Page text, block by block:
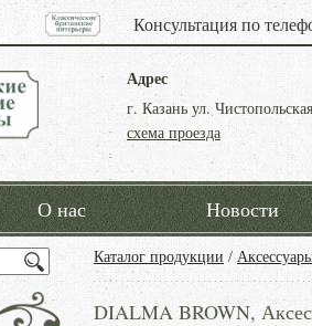
Консультация по
Адрес
г. Казань ул.
схема проезда
О нас Новости
Каталог продукции /
DIALMA BROWN,